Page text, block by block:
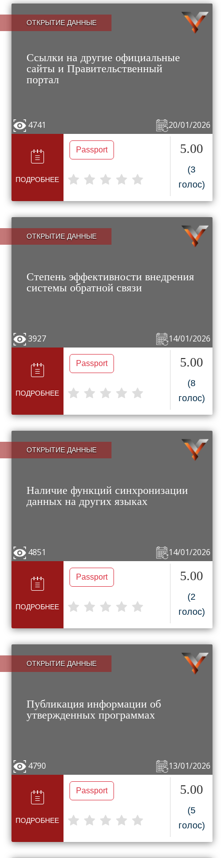
ОТКРЫТИЕ ДАННЫЕ
Ссылки на другие официальные
сайты и Правительственный
портал
20/01/2026
4741
ПОДРОБНЕЕ
Passport 5.00
(3
голос)
ОТКРЫТИЕ ДАННЫЕ
Степень эффективности внедрения
системы обратной связи
14/01/2026
3927
ПОДРОБНЕЕ
Passport 5.00
(8
голос)
ОТКРЫТИЕ ДАННЫЕ
Наличие функций синхронизации
данных на других языках
14/01/2026
4851
ПОДРОБНЕЕ
Passport 5.00
(2
голос)
ОТКРЫТИЕ ДАННЫЕ
Публикация информации об
утвержденных программах
13/01/2026
4790
ПОДРОБНЕЕ
Passport 5.00
(5
голос)